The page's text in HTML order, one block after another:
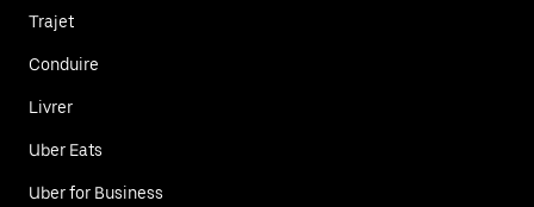
Trajet
Conduire
Livrer
Uber Eats
Uber for Business